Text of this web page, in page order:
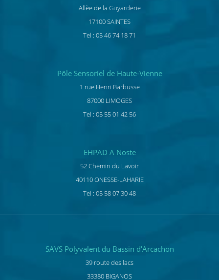
Allèe de la Guyarderie
17100 SAINTES
Tel : 05 46 74 18 71
Pôle Sensoriel de Haute-Vienne
1 rue Henri Barbusse
87000 LIMOGES
Tel : 05 55 01 42 56
EHPAD A Noste
52 Chemin du Lavoir
40110 ONESSE-LAHARIE
Tel : 05 58 07 30 48
SAVS Polyvalent du Bassin d'Arcachon
39 route des lacs
33380 BIGANOS